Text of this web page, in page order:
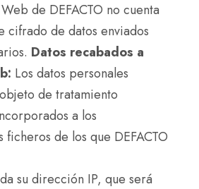
de DEFACTO no cuenta
cifrado de datos enviados
Datos recabados a
Los datos personales
de tratamiento
a los
de los que DEFACTO
su dirección IP, que será